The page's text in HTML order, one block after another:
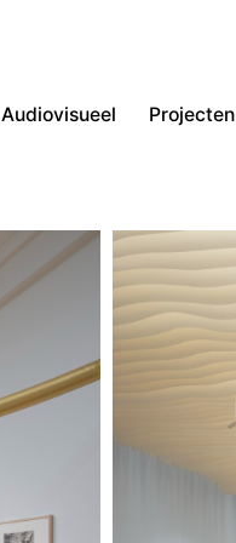
Audiovisueel Projecten